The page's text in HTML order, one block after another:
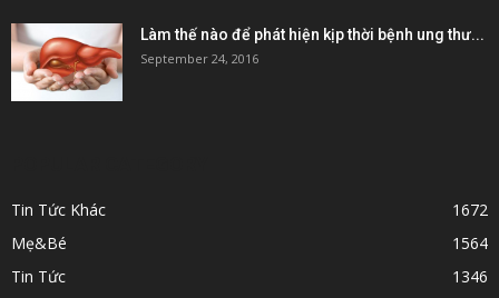
Làm thế nào để phát hiện kịp thời bệnh ung thư...
September 24, 2016
Tin Tức Khác
1672
Mẹ&Bé
1564
Tin Tức
1346